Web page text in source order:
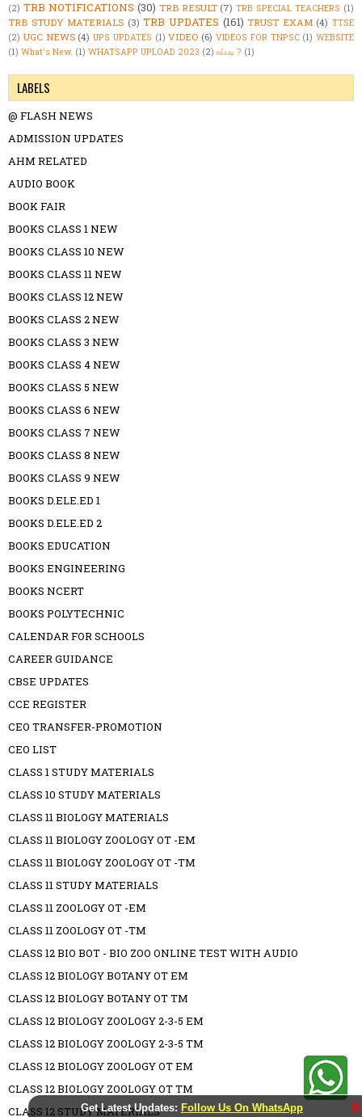
(2) TRB NOTIFICATIONS (30) TRB RESULT (7) TRB SPECIAL TEACHERS (1)
TRB STUDY MATERIALS (3) TRB UPDATES (161) TRUST EXAM (4) TTSE
(2) UGC NEWS (4) UPS UPDATES (1) VIDEO (6) VIDEOS FOR TNPSC (1) WEBSITE
(1) What's New. (1) WHATSAPP UPLOAD 2023 (2) எப்படி ? (1)
Get Latest Updates: Follow Us On WhatsApp X
LABELS
@ FLASH NEWS
ADMISSION UPDATES
AHM RELATED
AUDIO BOOK
BOOK FAIR
BOOKS CLASS 1 NEW
BOOKS CLASS 10 NEW
BOOKS CLASS 11 NEW
BOOKS CLASS 12 NEW
BOOKS CLASS 2 NEW
BOOKS CLASS 3 NEW
BOOKS CLASS 4 NEW
BOOKS CLASS 5 NEW
BOOKS CLASS 6 NEW
BOOKS CLASS 7 NEW
BOOKS CLASS 8 NEW
BOOKS CLASS 9 NEW
BOOKS D.ELE.ED 1
BOOKS D.ELE.ED 2
BOOKS EDUCATION
BOOKS ENGINEERING
BOOKS NCERT
BOOKS POLYTECHNIC
CALENDAR FOR SCHOOLS
CAREER GUIDANCE
CBSE UPDATES
CCE REGISTER
CEO TRANSFER-PROMOTION
CEO LIST
CLASS 1 STUDY MATERIALS
CLASS 10 STUDY MATERIALS
CLASS 11 BIOLOGY MATERIALS
CLASS 11 BIOLOGY ZOOLOGY OT -EM
CLASS 11 BIOLOGY ZOOLOGY OT -TM
CLASS 11 STUDY MATERIALS
CLASS 11 ZOOLOGY OT -EM
CLASS 11 ZOOLOGY OT -TM
CLASS 12 BIO BOT - BIO ZOO ONLINE TEST WITH AUDIO
CLASS 12 BIOLOGY BOTANY OT EM
CLASS 12 BIOLOGY BOTANY OT TM
CLASS 12 BIOLOGY ZOOLOGY 2-3-5 EM
CLASS 12 BIOLOGY ZOOLOGY 2-3-5 TM
CLASS 12 BIOLOGY ZOOLOGY OT EM
CLASS 12 BIOLOGY ZOOLOGY OT TM
CLASS 12 STUDY MATERIALS